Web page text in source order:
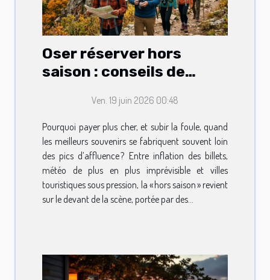
Oser réserver hors
saison : conseils de
Ven. 19 juin 2026 00:48
Pourquoi payer plus cher, et subir la foule, quand
les meilleurs souvenirs se fabriquent souvent loin
des pics d’affluence ? Entre inflation des billets,
météo de plus en plus imprévisible et villes
touristiques sous pression, la « hors saison » revient
sur le devant de la scène, portée par des...